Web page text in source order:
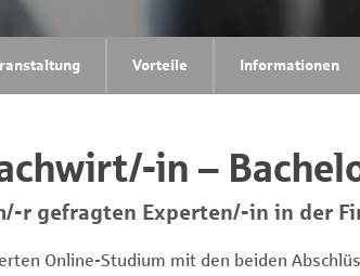
Vorteile Informationen
in –
r gefragten Experten/-in in der
Online-Studium mit den beiden